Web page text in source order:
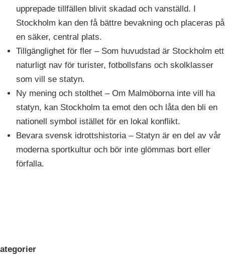
upprepade tillfällen blivit skadad och vanställd. I
Stockholm kan den få bättre bevakning och placeras på
en säker, central plats.
Tillgänglighet för fler – Som huvudstad är Stockholm ett
naturligt nav för turister, fotbollsfans och skolklasser
som vill se statyn.
Ny mening och stolthet – Om Malmöborna inte vill ha
statyn, kan Stockholm ta emot den och låta den bli en
nationell symbol istället för en lokal konflikt.
Bevara svensk idrottshistoria – Statyn är en del av vår
moderna sportkultur och bör inte glömmas bort eller
förfalla.